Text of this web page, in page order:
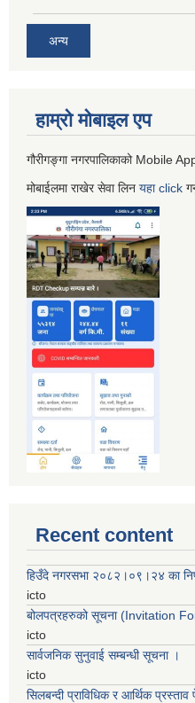
अन्य
हाम्रो माेबाइल एप
गौरीगङ्गा नगरपालिकाको Mobile
मोबाईलमा राखेर सेवा लिन यहाclick
Recent content
हिउँदे नगरसभा २०८२।०९।२४ का
icto
बोलपत्रहरुको सूचना (Invitation
icto
सार्वजनिक सुनुवाई सम्बन्धी सूचना ।
icto
सिलबन्दी प्राविधिक र आर्थिक